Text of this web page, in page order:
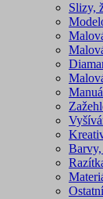
Slizy,
Ostatní